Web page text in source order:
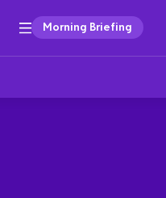
Morning Briefing